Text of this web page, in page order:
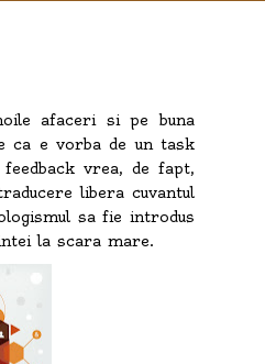
afaceri si pe buna
ca e vorba de un task
vrea, de fapt,
libera cuvantul
sa fie introdus
la scara mare.